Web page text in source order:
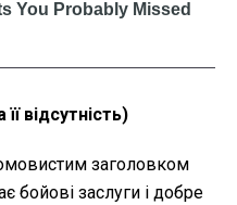
відсутність)
заголовком
бойові заслуги і добре